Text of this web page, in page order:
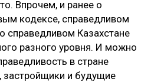
Впрочем, и ранее о
кодексе, справедливом
справедливом Казахстане
разного уровня. И можно
в стране
застройщики и будущие